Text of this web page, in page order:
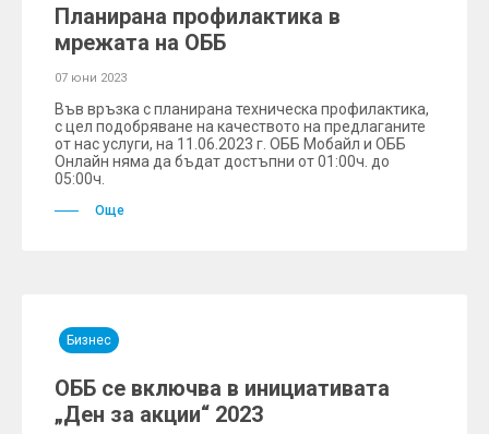
Планирана профилактика в
мрежата на ОББ
07 юни 2023
Във връзка с планирана техническа профилактика,
с цел подобряване на качеството на предлаганите
от нас услуги, на 11.06.2023 г. ОББ Мобайл и ОББ
Онлайн няма да бъдат достъпни от 01:00ч. до
05:00ч.
Още
Бизнес
ОББ се включва в инициативата
„Ден за акции“ 2023